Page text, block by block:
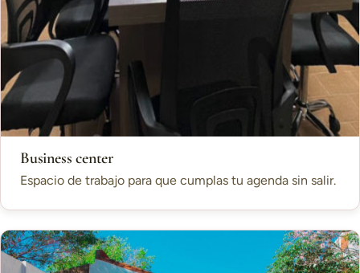
Business center
Espacio de trabajo para que cumplas tu agenda sin salir.